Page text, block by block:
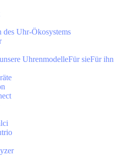
des Uhr-Ökosystems
UhrenmodelleFür sieFür ihn